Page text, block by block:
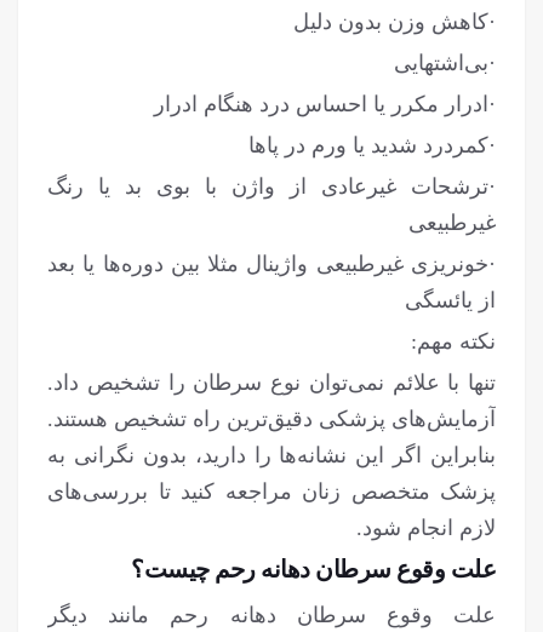
·کاهش وزن بدون دلیل
·بی‌اشتهایی
·ادرار مکرر یا احساس درد هنگام ادرار
·کمردرد شدید یا ورم در پاها
·ترشحات غیرعادی از واژن با بوی بد یا رنگ
غیرطبیعی
·خونریزی غیرطبیعی واژینال مثلا بین دوره‌ها یا بعد
از یائسگی
نکته مهم:
تنها با علائم نمی‌توان نوع سرطان را تشخیص داد.
آزمایش‌های پزشکی دقیق‌ترین راه تشخیص هستند.
بنابراین اگر این نشانه‌ها را دارید، بدون نگرانی به
پزشک متخصص زنان مراجعه کنید تا بررسی‌های
لازم انجام شود.
علت وقوع سرطان دهانه رحم چیست؟
علت وقوع سرطان دهانه رحم مانند دیگر